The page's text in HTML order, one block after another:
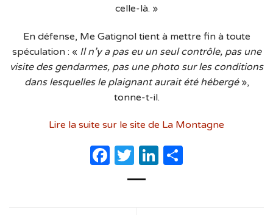
celle-là. »
En défense, Me Gatignol tient à mettre fin à toute
spéculation : « Il n’y a pas eu un seul contrôle, pas une
visite des gendarmes, pas une photo sur les conditions
dans lesquelles le plaignant aurait été hébergé»,
tonne-t-il.
Lire la suite sur le site de La Montagne
Facebook
TwitterLinkedIn